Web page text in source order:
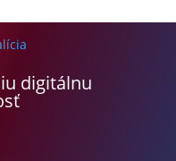
digitálnu